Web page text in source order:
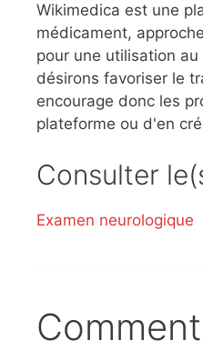
Wikimedica est une
médicament,
pour une utilisation
désirons favoriser le
encourage donc les
plateforme ou d'en
Consulter
Examen neurologique